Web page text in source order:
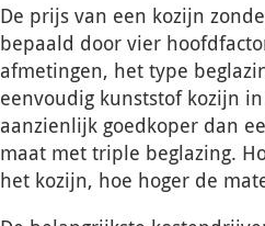
De prijs van een kozijn
bepaald door vier
afmetingen, het type
eenvoudig kunststof kozijn
aanzienlijk goedkoper dan
maat met triple beglazing.
het kozijn, hoe hoger de